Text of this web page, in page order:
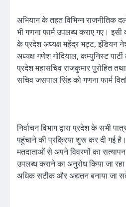
अभियान के तहत विभिन्न राजनीतिक
भी गणना फार्म उपलब्ध कराए गए। इसी
के प्रदेश अध्यक्ष महेंद्र भट्ट, इंडियन
अध्यक्ष गणेश गोदियाल, कम्युनिस्ट
प्रदेश महासचिव राजकुमार पुरोहित
सचिव जसपाल सिंह को गणना फार्म
निर्वाचन विभाग द्वारा प्रदेश के सभी
पहुंचाने की प्रक्रिया शुरू कर दी गई
मतदाताओं से अपने विवरणों का
उपलब्ध कराने का अनुरोध किया जा
अधिक सटीक और अद्यतन बनाया जा